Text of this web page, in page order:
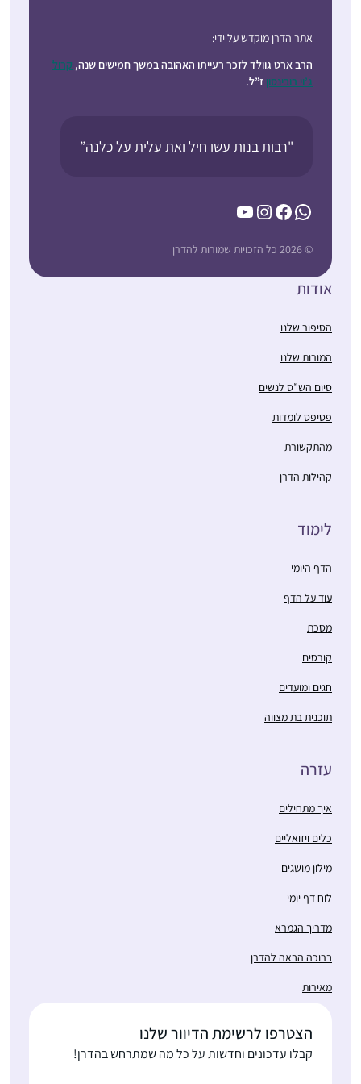
אתר הדרן מוקדש על ידי:
הרב ארט גוולד לזכר רעייתו האהובה במשך חמישים שנה, קרול
ג’וי רובינסון ז”ל.
"רבות בנות עשו חיל ואת עלית על כלנה”
WhatsApp
Facebook
Instagram
YouTube
© 2026 כל הזכויות שמורות להדרן
אודות
הסיפור שלנו
המורות שלנו
סיום הש”ס לנשים
פסיפס לומדות
מהתקשורת
קהילות הדרן
לימוד
הדף היומי
עוד על הדף
מסכת
קורסים
חגים ומועדים
תוכנית בת מצווה
עזרה
איך מתחילים
כלים ויזואליים
מילון מושגים
לוח דף יומי
מדריך הגמרא
ברוכה הבאה להדרן
מאירות
הצטרפו לרשימת הדיוור שלנו
קבלו עדכונים וחדשות על כל מה שמתרחש בהדרן!